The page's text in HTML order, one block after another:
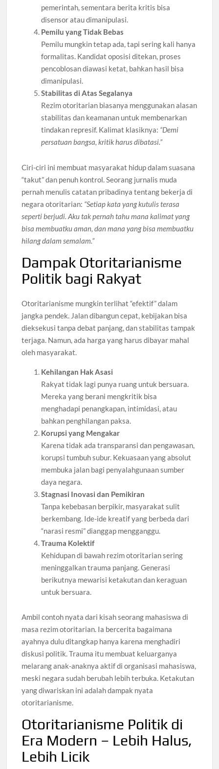
pemerintah, sementara berita kritis bisa
disensor atau dimanipulasi.
Pemilu yang Tidak Bebas
Pemilu mungkin tetap ada, tapi sering kali hanya
formalitas. Kandidat oposisi ditekan, proses
pencoblosan diawasi ketat, bahkan hasil bisa
dimanipulasi.
Stabilitas di Atas Segalanya
Rezim otoritarian biasanya menggunakan alasan
stabilitas dan keamanan untuk membenarkan
tindakan represif. Kalimat klasiknya: “Demi
persatuan bangsa, kritik harus dibatasi.”
Ciri-ciri ini membuat masyarakat hidup dalam suasana
“takut” dan penuh kontrol. Seorang jurnalis muda
pernah menulis catatan pribadinya tentang bekerja di
negara otoritarian: “Setiap kata yang kutulis terasa
seperti berjudi. Aku tak pernah tahu mana kalimat yang
bisa membuatku aman, dan mana yang bisa membuatku
hilang dalam semalam.”
Dampak Otoritarianisme
Politik bagi Rakyat
Otoritarianisme mungkin terlihat “efektif” dalam
jangka pendek. Jalan dibangun cepat, kebijakan bisa
dieksekusi tanpa debat panjang, dan stabilitas tampak
terjaga. Namun, ada harga yang harus dibayar mahal
oleh masyarakat.
Kehilangan Hak Asasi
Rakyat tidak lagi punya ruang untuk bersuara.
Mereka yang berani mengkritik bisa
menghadapi penangkapan, intimidasi, atau
bahkan penghilangan paksa.
Korupsi yang Mengakar
Karena tidak ada transparansi dan pengawasan,
korupsi tumbuh subur. Kekuasaan yang absolut
membuka jalan bagi penyalahgunaan sumber
daya negara.
Stagnasi Inovasi dan Pemikiran
Tanpa kebebasan berpikir, masyarakat sulit
berkembang. Ide-ide kreatif yang berbeda dari
“narasi resmi” dianggap mengganggu.
Trauma Kolektif
Kehidupan di bawah rezim otoritarian sering
meninggalkan trauma panjang. Generasi
berikutnya mewarisi ketakutan dan keraguan
untuk bersuara.
Ambil contoh nyata dari kisah seorang mahasiswa di
masa rezim otoritarian. Ia bercerita bagaimana
ayahnya dulu ditangkap hanya karena menghadiri
diskusi politik. Trauma itu membuat keluarganya
melarang anak-anaknya aktif di organisasi mahasiswa,
meski negara sudah berubah lebih terbuka. Ketakutan
yang diwariskan ini adalah dampak nyata
otoritarianisme.
Otoritarianisme Politik di
Era Modern – Lebih Halus,
Lebih Licik